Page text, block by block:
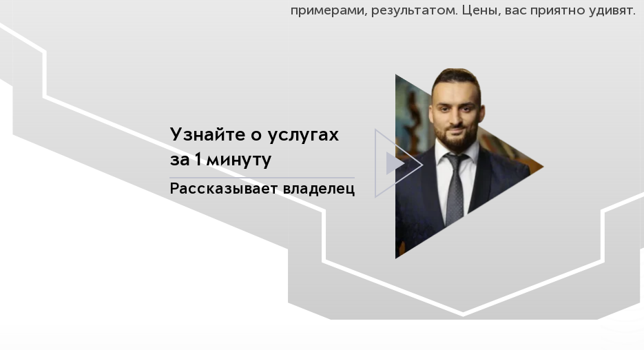
примерами, результатом. Цены, вас приятно удивят.
Узнайте о услугах
за 1 минуту
Рассказывает владелец